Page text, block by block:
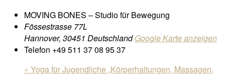
MOVING BONES – Studio für Bewegung
Fössestrasse 77L
Hannover, 30451 Deutschland Google Karte anzeigen
Telefon +49 511 37 08 95 37
« Yoga für Jugendliche „Körperhaltungen, Massagen,